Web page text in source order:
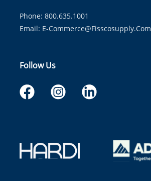
Phone: 800.635.1001
Email: E-Commerce@fisscosupply.com
Follow Us